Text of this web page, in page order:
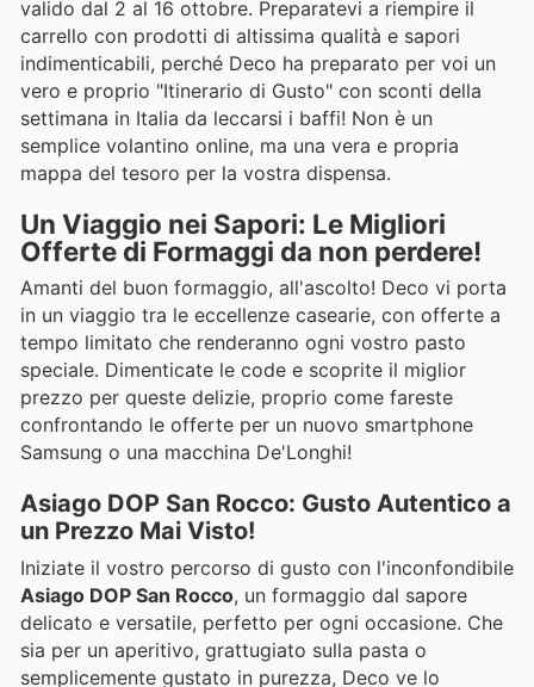
valido dal 2 al 16 ottobre. Preparatevi a riempire il
carrello con prodotti di altissima qualità e sapori
indimenticabili, perché Deco ha preparato per voi un
vero e proprio "Itinerario di Gusto" con sconti della
settimana in Italia da leccarsi i baffi! Non è un
semplice volantino online, ma una vera e propria
mappa del tesoro per la vostra dispensa.
Un Viaggio nei Sapori: Le Migliori
Offerte di Formaggi da non perdere!
Amanti del buon formaggio, all'ascolto! Deco vi porta
in un viaggio tra le eccellenze casearie, con offerte a
tempo limitato che renderanno ogni vostro pasto
speciale. Dimenticate le code e scoprite il miglior
prezzo per queste delizie, proprio come fareste
confrontando le offerte per un nuovo smartphone
Samsung o una macchina De'Longhi!
Asiago DOP San Rocco: Gusto Autentico a
un Prezzo Mai Visto!
Iniziate il vostro percorso di gusto con l'inconfondibile
Asiago DOP San Rocco, un formaggio dal sapore
delicato e versatile, perfetto per ogni occasione. Che
sia per un aperitivo, grattugiato sulla pasta o
semplicemente gustato in purezza, Deco ve lo